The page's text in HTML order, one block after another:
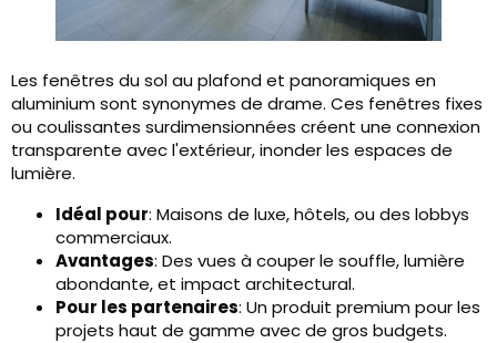
Les fenêtres du sol au plafond et panoramiques en
aluminium sont synonymes de drame. Ces fenêtres fixes
ou coulissantes surdimensionnées créent une connexion
transparente avec l'extérieur, inonder les espaces de
lumière.
Idéal pour: Maisons de luxe, hôtels, ou des lobbys
commerciaux.
Avantages: Des vues à couper le souffle, lumière
abondante, et impact architectural.
Pour les partenaires: Un produit premium pour les
projets haut de gamme avec de gros budgets.